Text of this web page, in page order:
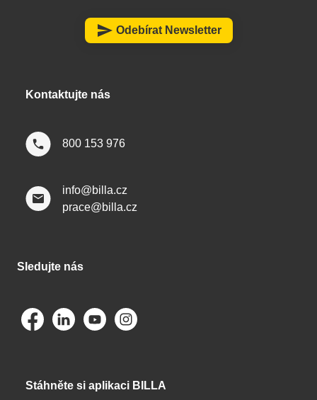
send Odebírat Newsletter
Kontaktujte nás
800 153 976
info@billa.cz
prace@billa.cz
Sledujte nás
Stáhněte si aplikaci BILLA